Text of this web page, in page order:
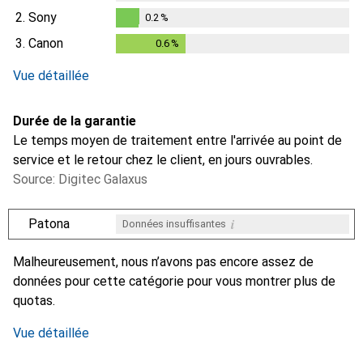
2. Sony
0.2%
0.2 %
3. Canon 0.6 %
Vue détaillée
Durée de la garantie
Le temps moyen de traitement entre l'arrivée au point de
service et le retour chez le client, en jours ouvrables.
Source: Digitec Galaxus
Patona Données insuffisantes i
iii
Malheureusement, nous n’avons pas encore assez de
données pour cette catégorie pour vous montrer plus de
quotas.
Vue détaillée